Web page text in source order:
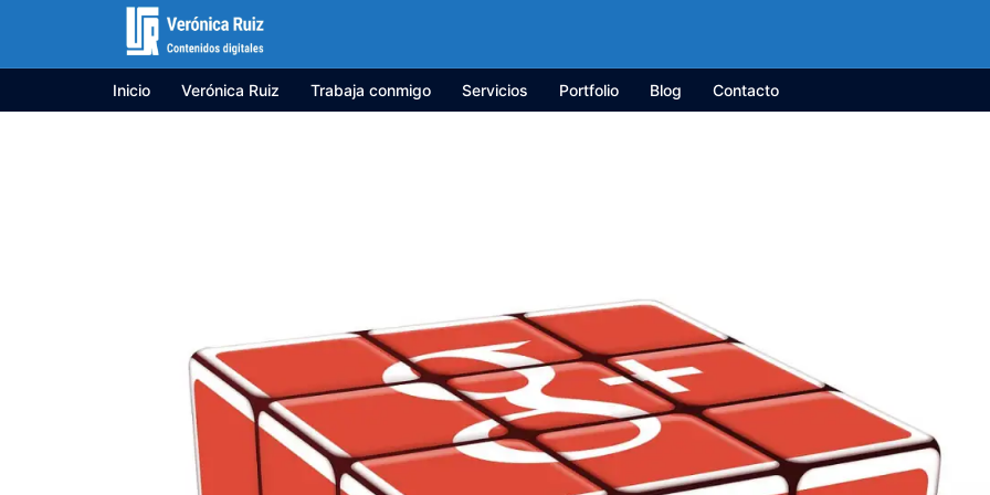
contenido
Inicio Verónica Ruiz Trabaja conmigo Servicios Portfolio Blog Contacto